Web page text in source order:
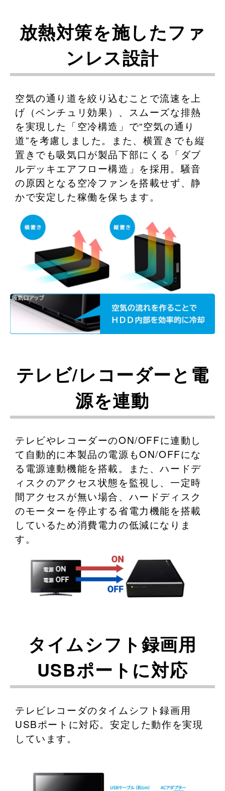
放熱対策を施したファ
ンレス設計
空気の通り道を絞り込むことで流速を上
げ（ベンチュリ効果）、スムーズな排熱
を実現した「空冷構造」で“空気の通り
道”を考慮しました。また、横置きでも縦
置きでも吸気口が製品下部にくる「ダブ
ルデッキエアフロー構造」を採用。騒音
の原因となる空冷ファンを搭載せず、静
かで安定した稼働を保ちます。
テレビ/レコーダーと電
源を連動
テレビやレコーダーのON/OFFに連動し
て自動的に本製品の電源もON/OFFにな
る電源連動機能を搭載。また、ハードデ
ィスクのアクセス状態を監視し、一定時
間アクセスが無い場合、ハードディスク
のモーターを停止する省電力機能を搭載
しているため消費電力の低減になりま
す。
タイムシフト録画用
USBポートに対応
テレビレコーダのタイムシフト録画用
USBポートに対応。安定した動作を実現
しています。